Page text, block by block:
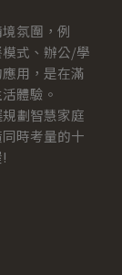
氛圍，例
式、辦公/學
用，是在滿
體驗。
劃智慧家庭
時考量的十